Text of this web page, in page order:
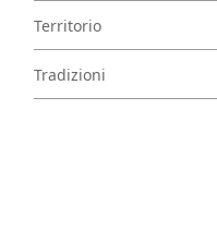
Territorio
Tradizioni